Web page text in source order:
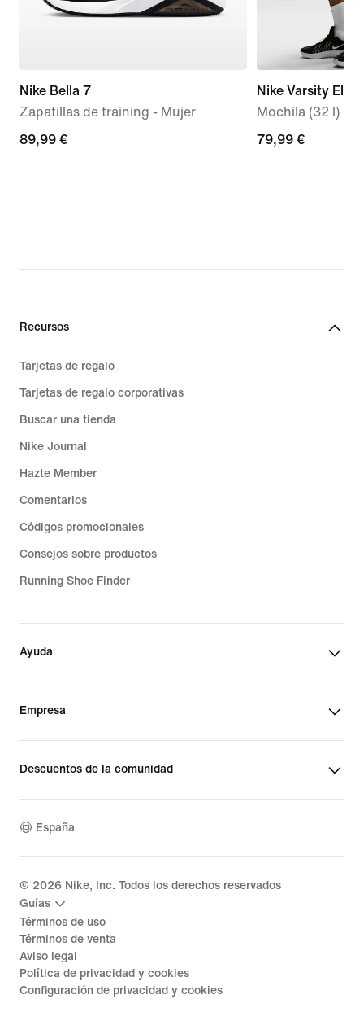
Nike Bella 7
Zapatillas de training - Mujer
89,99 €
89,99 €
Nike Varsity Elite
Mochila (32 l)
79,99 €
79,99 €
Recursos
Tarjetas de regalo
Tarjetas de regalo corporativas
Buscar una tienda
Nike Journal
Hazte Member
Comentarios
Códigos promocionales
Consejos sobre productos
Running Shoe Finder
Ayuda
Empresa
Descuentos de la comunidad
España
© 2026 Nike, Inc. Todos los derechos reservados
Guías
Términos de uso
Términos de venta
Aviso legal
Política de privacidad y cookies
Configuración de privacidad y cookies